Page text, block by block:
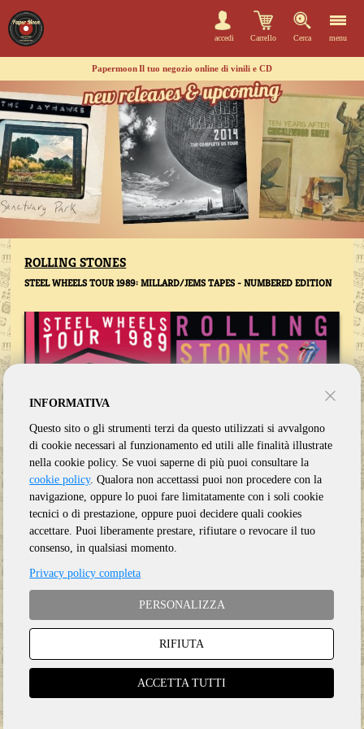
accedi Carrello Cerca menu
PapermoonIl tuo negozio online di vinili e CD
ROLLING STONES
STEEL WHEELS TOUR 1989: MILLARD/JEMS TAPES - NUMBERED EDITION
Anno:2023
INFORMATIVA
Questo sito o gli strumenti terzi da questo utilizzati si avvalgono
di cookie necessari al funzionamento ed utili alle finalità illustrate
nella cookie policy. Se vuoi saperne di più puoi consultare la
cookie policy. Qualora non accettassi puoi non procedere con la
navigazione, oppure lo puoi fare limitatamente con i soli cookie
tecnici o di prestazione, oppure puoi decidere quali cookies
accettare. Puoi liberamente prestare, rifiutare o revocare il tuo
consenso, in qualsiasi momento.
Privacy policy completa
PERSONALIZZA
RIFIUTA
ACCETTA TUTTI